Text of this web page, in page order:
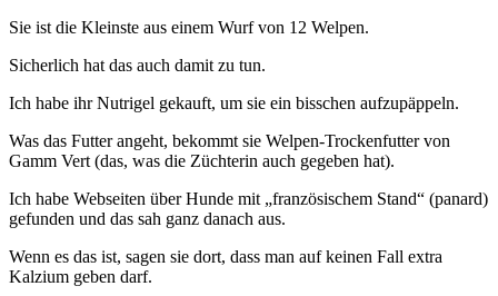
Sie ist die Kleinste aus einem Wurf von 12 Welpen.
Sicherlich hat das auch damit zu tun.
Ich habe ihr Nutrigel gekauft, um sie ein bisschen aufzupäppeln.
Was das Futter angeht, bekommt sie Welpen-Trockenfutter von
Gamm Vert (das, was die Züchterin auch gegeben hat).
Ich habe Webseiten über Hunde mit „französischem Stand“ (panard)
gefunden und das sah ganz danach aus.
Wenn es das ist, sagen sie dort, dass man auf keinen Fall extra
Kalzium geben darf.